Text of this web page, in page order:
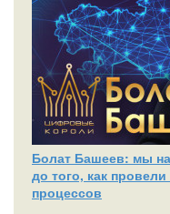
Болат Башеев: мы
до того, как
процессов